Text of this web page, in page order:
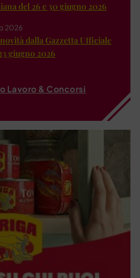
del 26 e 30 giugno 2026
2026
dalla Gazzetta Ufficiale
giugno 2026
Lavoro & Concorsi